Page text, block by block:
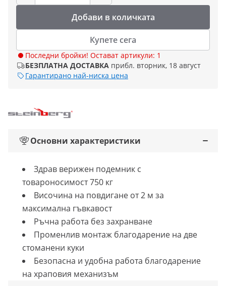
Добави в количката
Купете сега
Последни бройки! Остават артикули: 1
БЕЗПЛАТНА ДОСТАВКА прибл. вторник, 18 август
Гарантирано най-ниска цена
Основни характеристики
Здрав верижен подемник с
товароносимост 750 кг
Височина на повдигане от 2 м за
максимална гъвкавост
Ръчна работа без захранване
Променлив монтаж благодарение на две
стоманени куки
Безопасна и удобна работа благодарение
на храповия механизъм